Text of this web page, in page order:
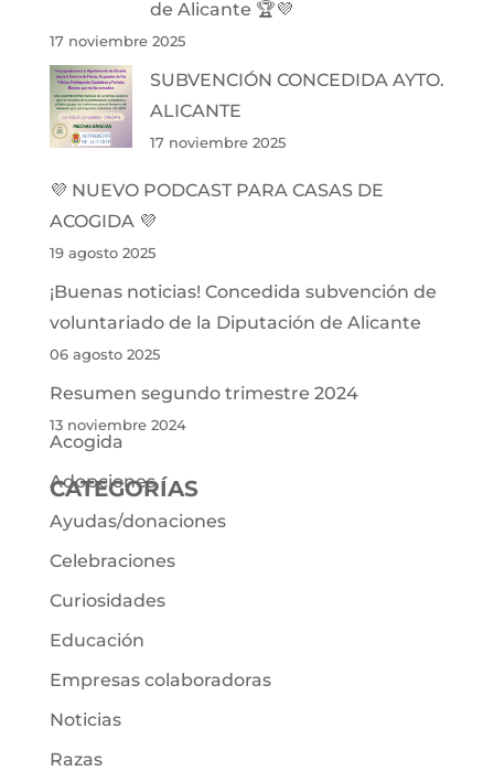
de Alicante 🏆💜
17 noviembre 2025
SUBVENCIÓN CONCEDIDA AYTO.
ALICANTE
17 noviembre 2025
💜 NUEVO PODCAST PARA CASAS DE
ACOGIDA 💜
19 agosto 2025
¡Buenas noticias! Concedida subvención de
voluntariado de la Diputación de Alicante
06 agosto 2025
Resumen segundo trimestre 2024
13 noviembre 2024
CATEGORÍAS
Acogida
Adopciones
Ayudas/donaciones
Celebraciones
Curiosidades
Educación
Empresas colaboradoras
Noticias
Razas